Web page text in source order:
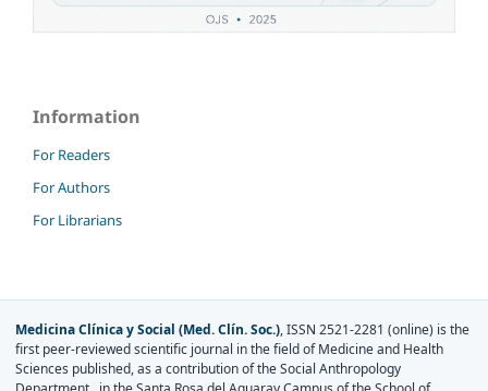
Information
For Readers
For Authors
For Librarians
Medicina Clínica y Social (Med. Clín. Soc.), ISSN 2521-2281 (online) is the
first peer-reviewed scientific journal in the field of Medicine and Health
Sciences published, as a contribution of the Social Anthropology